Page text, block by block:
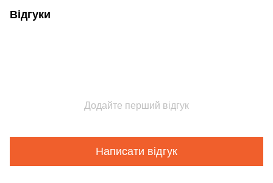
Відгуки
Додайте перший відгук
Написати відгук